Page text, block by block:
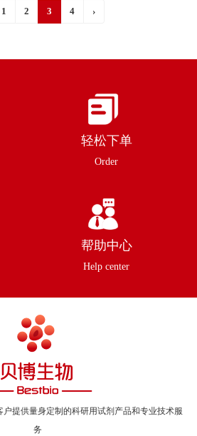
1 2 3 4 ›
轻松下单
Order
帮助中心
Help center
户提供量身定制的科研用试剂产品和专业技术服
务